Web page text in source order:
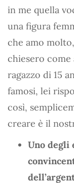
in me quella
una figura
che amo
chiesero come
ragazzo di 15
famosi, lei
così,
creare è il
Uno degli